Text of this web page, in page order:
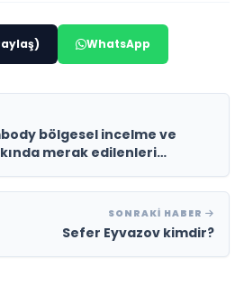
WhatsApp
bölgesel incelme ve
SONRAKI HABER
Sefer Eyvazov kimdir?